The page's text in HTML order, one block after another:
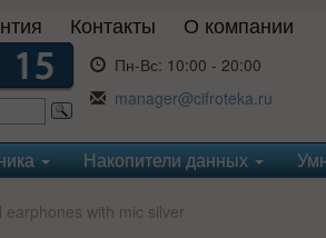
Контакты О компании
Пн-Вс: 10:00 - 20:00
manager@cifroteka.ru
Накопители данных
with mic silver